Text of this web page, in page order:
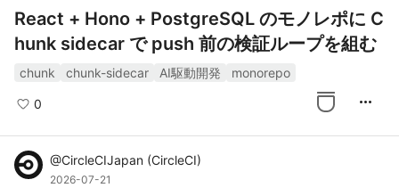
React + Hono + PostgreSQL のモノレポに C
hunk sidecar で push 前の検証ループを組む
chunk chunk-sidecar AI駆動開発 monorepo
0 more_horiz
@CircleCIJapan (CircleCI)
2026-07-21